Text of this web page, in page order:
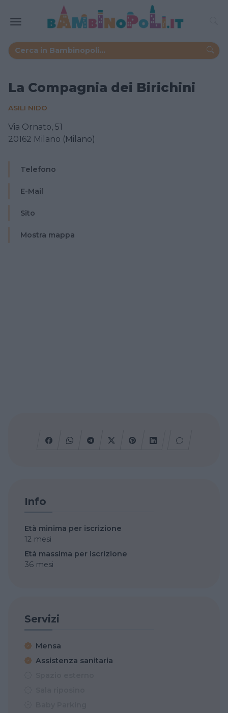
La Compagnia dei Birichini
ASILI NIDO
Via Ornato, 51
20162 Milano (Milano)
Telefono
E-Mail
Sito
Mostra mappa
Info
Età minima per iscrizione
12 mesi
Età massima per iscrizione
36 mesi
Servizi
Mensa
Assistenza sanitaria